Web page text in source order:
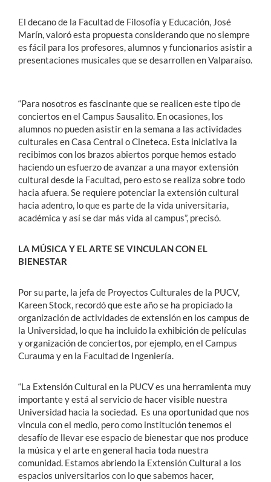
El decano de la Facultad de Filosofía y Educación, José
Marín, valoró esta propuesta considerando que no siempre
es fácil para los profesores, alumnos y funcionarios asistir a
presentaciones musicales que se desarrollen en Valparaíso.
“Para nosotros es fascinante que se realicen este tipo de
conciertos en el Campus Sausalito. En ocasiones, los
alumnos no pueden asistir en la semana a las actividades
culturales en Casa Central o Cineteca. Esta iniciativa la
recibimos con los brazos abiertos porque hemos estado
haciendo un esfuerzo de avanzar a una mayor extensión
cultural desde la Facultad, pero esto se realiza sobre todo
hacia afuera. Se requiere potenciar la extensión cultural
hacia adentro, lo que es parte de la vida universitaria,
académica y así se dar más vida al campus”, precisó.
LA MÚSICA Y EL ARTE SE VINCULAN CON EL
BIENESTAR
Por su parte, la jefa de Proyectos Culturales de la PUCV,
Kareen Stock, recordó que este año se ha propiciado la
organización de actividades de extensión en los campus de
la Universidad, lo que ha incluido la exhibición de películas
y organización de conciertos, por ejemplo, en el Campus
Curauma y en la Facultad de Ingeniería.
“La Extensión Cultural en la PUCV es una herramienta muy
importante y está al servicio de hacer visible nuestra
Universidad hacia la sociedad. Es una oportunidad que nos
vincula con el medio, pero como institución tenemos el
desafío de llevar ese espacio de bienestar que nos produce
la música y el arte en general hacia toda nuestra
comunidad. Estamos abriendo la Extensión Cultural a los
espacios universitarios con lo que sabemos hacer,